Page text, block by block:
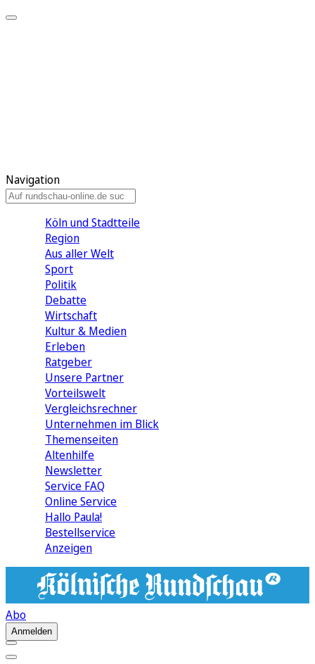
Navigation
Köln und Stadtteile
Region
Aus aller Welt
Sport
Politik
Debatte
Wirtschaft
Kultur & Medien
Erleben
Ratgeber
Unsere Partner
Vorteilswelt
Vergleichsrechner
Unternehmen im Blick
Themenseiten
Altenhilfe
Newsletter
Service FAQ
Online Service
Hallo Paula!
Bestellservice
Anzeigen
Abo
Anmelden